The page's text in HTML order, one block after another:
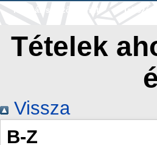
Tallózás szerző szerint
Tallózás
Tételek
Vissza
B-Z